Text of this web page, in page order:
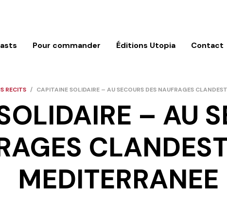
Pour commander Éditions Utopia Contact
RECITS / CAPITAINE SOLIDAIRE – AU SECOURS DES NAUFRAGES
– AU
MEDITERRANEE